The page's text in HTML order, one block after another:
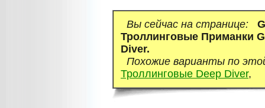
Вы сейчас на странице:
Троллинговые Приманки
Diver.
Похожие варианты по
Троллинговые Deep Diver,